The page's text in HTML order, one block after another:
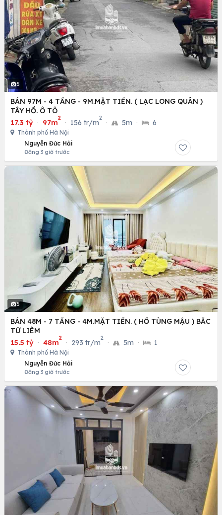
5
BÁN 97M - 4 TẦNG - 9M.MẶT TIỀN. ( LẠC LONG QUÂN )
TÂY HỒ. Ô TÔ
17.3 tỷ · 97m
2
· 156 tr/m
2
· 5m · 6
Thành phố Hà Nội
Nguyễn Đức Hải
Đăng 3 giờ trước
5
BÁN 48M - 7 TẦNG - 4M.MẶT TIỀN. ( HỒ TÙNG MẬU ) BẮC
TỪ LIÊM
15.5 tỷ · 48m
2
· 293 tr/m
2
· 5m · 1
Thành phố Hà Nội
Nguyễn Đức Hải
Đăng 3 giờ trước